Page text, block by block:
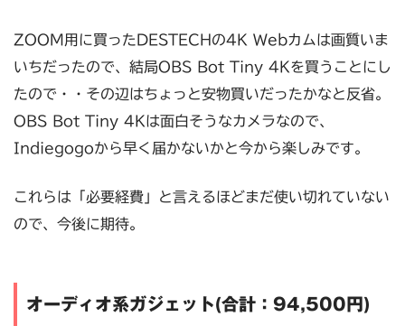
ZOOM用に買ったDESTECHの4K Webカムは画質いま
いちだったので、結局OBS Bot Tiny 4Kを買うことにし
たので・・その辺はちょっと安物買いだったかなと反省。
OBS Bot Tiny 4Kは面白そうなカメラなので、
Indiegogoから早く届かないかと今から楽しみです。
これらは「必要経費」と言えるほどまだ使い切れていない
ので、今後に期待。
オーディオ系ガジェット(合計：94,500円)